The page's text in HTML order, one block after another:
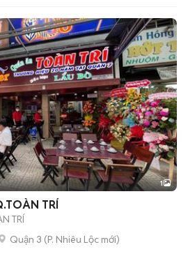
1
TRÍ
TRÍ
Quận 3 (P. Nhiêu Lộc mới)